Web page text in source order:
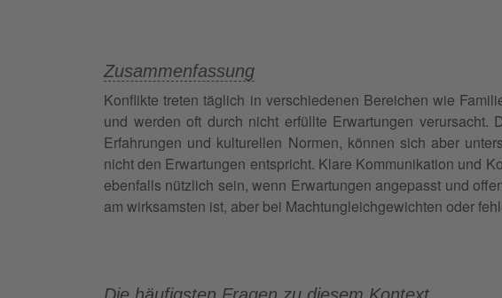
Zusammenfassung
Konflikte treten täglich in verschiedenen Bereichen wie
und werden oft durch nicht erfüllte Erwartungen verursacht.
Erfahrungen und kulturellen Normen, können sich aber
nicht den Erwartungen entspricht. Klare Kommunikation und
ebenfalls nützlich sein, wenn Erwartungen angepasst und
am wirksamsten ist, aber bei Machtungleichgewichten oder